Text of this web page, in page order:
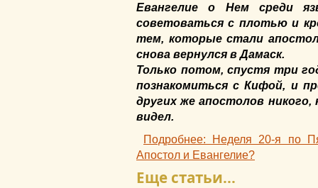
Евангелие о Нем среди
советоваться с плотью и
тем, которые стали
снова вернулся в Дамаск.
Только потом, спустя три
познакомиться с Кифой, и
других же апостолов никого,
видел.
Подробнее: Неделя 20-я по
Апостол и Евангелие?
Еще статьи...